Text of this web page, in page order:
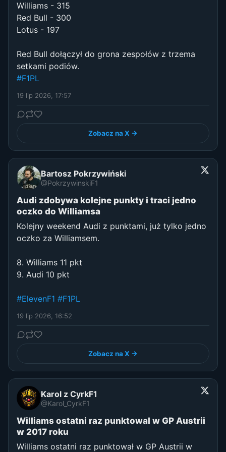
Williams - 315
Red Bull - 300
Lotus - 197
Red Bull dołączył do grona zespołów z trzema
setkami podiów.
#F1PL
19 lip 2026, 17:57
Zobacz na X →
Bartosz Pokrzywiński
@PokrzywinskiF1
Audi zdobywa kolejne punkty i traci jedno
oczko do Williamsa
Kolejny weekend Audi z punktami, już tylko jedno
oczko za Williamsem.
8. Williams 11 pkt
9. Audi 10 pkt
#ElevenF1 #F1PL
19 lip 2026, 16:52
Zobacz na X →
Karol z CyrkF1
@Karol_CyrkF1
Williams ostatni raz punktowal w GP Austrii
w 2017 roku
Williams ostatni raz punktował w GP Austrii w